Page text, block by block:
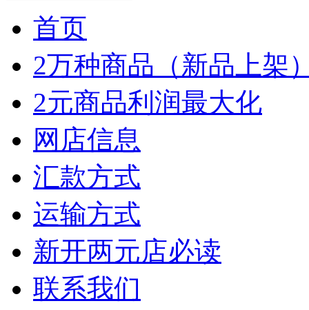
首页
2万种商品（新品上架
2元商品利润最大化
网店信息
汇款方式
运输方式
新开两元店必读
联系我们